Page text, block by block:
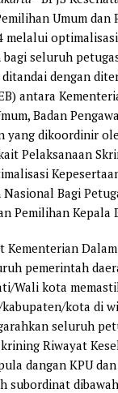
Umum dan
melalui
bagi seluruh
dengan
antara
Badan
yang dikoordinir
Pelaksanaan
Nasional Bagi
Pemilihan Kepala
Kementerian
pemerintah
Wali kota
kabupaten/kota di
seluruh
Riwayat
dangan KPU
subordinat